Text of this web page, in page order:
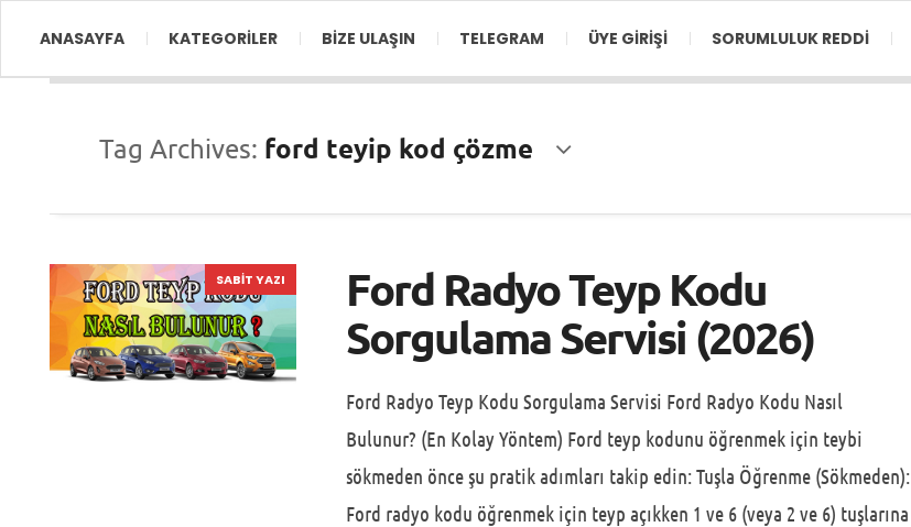
ANASAYFA KATEGORİLER BİZE ULAŞIN TELEGRAM ÜYE GIRIŞI SORUMLULUK REDDI
Tag Archives: ford teyip kod çözme
SABIT YAZI
Ford Radyo Teyp Kodu
Sorgulama Servisi (2026)
Ford Radyo Teyp Kodu Sorgulama Servisi Ford Radyo Kodu Nasıl
Bulunur? (En Kolay Yöntem) Ford teyp kodunu öğrenmek için teybi
sökmeden önce şu pratik adımları takip edin: Tuşla Öğrenme (Sökmeden):
Ford radyo kodu öğrenmek için teyp açıkken 1 ve 6 (veya 2 ve 6) tuşlarına